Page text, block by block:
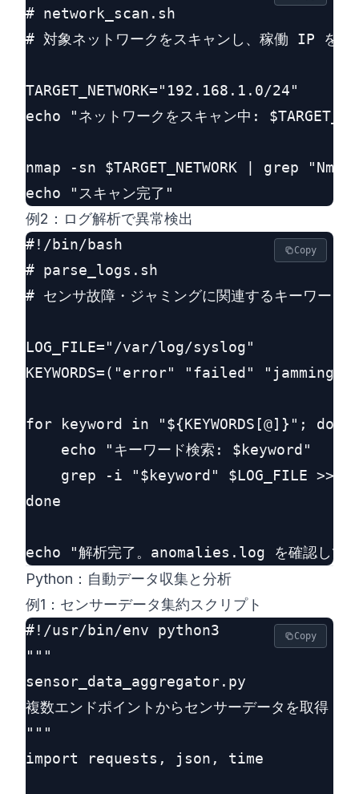
# network_scan.sh
# 対象ネットワークをスキャンし、稼働 IP を列
TARGET_NETWORK="192.168.1.0/24"
echo "ネットワークをスキャン中:
nmap -sn $TARGET_NETWORK | grep
例2：ログ解析で異常検出
#!/bin/bash
# parse_logs.sh
# センサ故障・ジャミングに関連するキーワー
LOG_FILE="/var/log/syslog"
KEYWORDS=("error" "failed" "jamming"
for keyword in "${KEYWORDS[@]}"; do
    echo "キーワード検索: $keyword"
grep -i "$keyword" $LOG_FILE >>
done
Copy
Python：自動データ収集と分析
例1：センサーデータ集約スクリプト
#!/usr/bin/env python3
"""
sensor_data_aggregator.py
複数エンドポイントからセンサーデータを取得・
"""
import requests, json, time
Copy